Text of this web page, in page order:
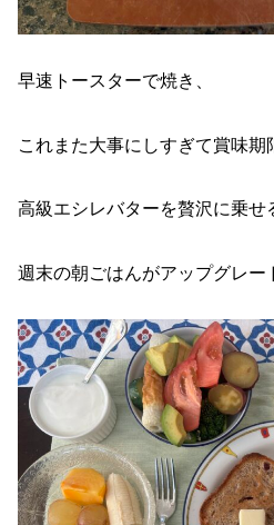
早速トースターで焼き、
これまた大事にしすぎて賞味期
高級エシレバターを贅沢に乗せ
週末の朝ごはんがアップグレー